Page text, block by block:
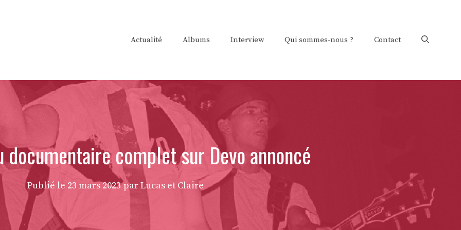
Actualité Albums Interview Qui sommes-nous ? Contact
documentaire complet sur Devo annoncé
Publié le 23 mars 2023 par Lucas et Claire